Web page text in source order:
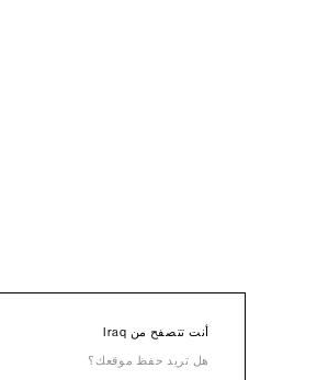
أنت تتصفح من Iraq
هل تريد حفظ موقعك؟